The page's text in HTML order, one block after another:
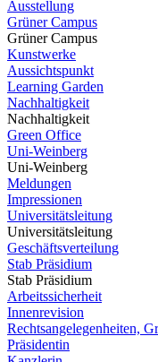
Ausstellung
Grüner Campus
Grüner Campus
Kunstwerke
Aussichtspunkt
Learning Garden
Nachhaltigkeit
Nachhaltigkeit
Green Office
Uni-Weinberg
Uni-Weinberg
Meldungen
Impressionen
Universitätsleitung
Universitätsleitung
Geschäftsverteilung
Stab Präsidium
Stab Präsidium
Arbeitssicherheit
Innenrevision
Rechtsangelegenheiten,
Präsidentin